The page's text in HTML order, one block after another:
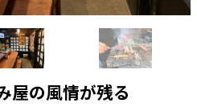
屋の風情が残る